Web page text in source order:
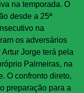
na temporada. O
desde a 25ª
na
os adversários
Jorge terá pela
Palmeiras, na
O confronto direto,
preparação para a